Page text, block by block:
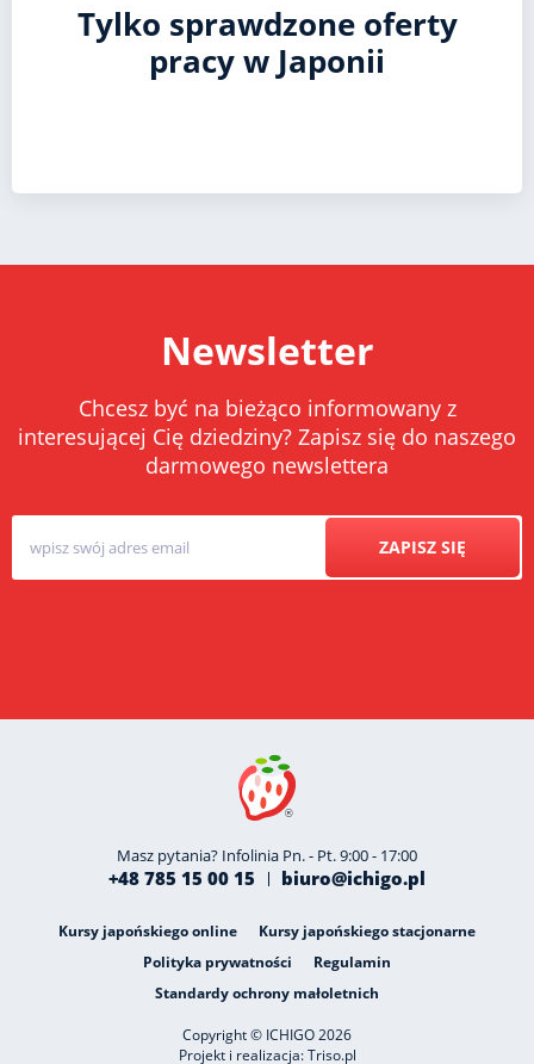
Tylko sprawdzone oferty
pracy w Japonii
Newsletter
Chcesz być na bieżąco informowany z
interesującej Cię dziedziny? Zapisz się do naszego
darmowego newslettera
ZAPISZ SIĘ
Masz pytania? Infolinia Pn. - Pt. 9:00 - 17:00
+48 785 15 00 15 biuro@ichigo.pl
Kursy japońskiego online
Kursy japońskiego stacjonarne
Polityka prywatności
Regulamin
Standardy ochrony małoletnich
Copyright © ICHIGO 2026
Projekt i realizacja:Triso.pl